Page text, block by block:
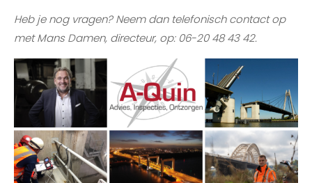
Heb je nog vragen? Neem dan telefonisch contact op
met Mans Damen, directeur, op: 06-20 48 43 42.